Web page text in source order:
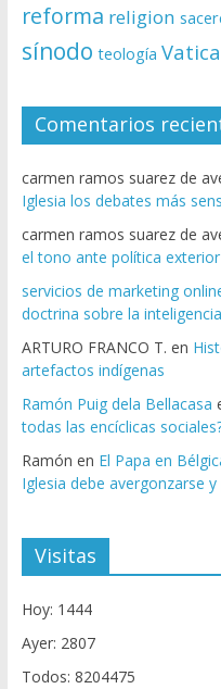
reforma religion
sínodo teología
Comentarios
carmen ramos suarez de
Iglesia los debates más
carmen ramos suarez de
el tono ante política
servicios de marketing
doctrina sobre la
ARTURO FRANCO T. en
artefactos indígenas
Ramón Puig dela Bellacasa
todas las encíclicas
Ramón en El Papa en
Iglesia debe avergonzarse
Visitas
Hoy: 1444
Ayer: 2807
Todos: 8204475